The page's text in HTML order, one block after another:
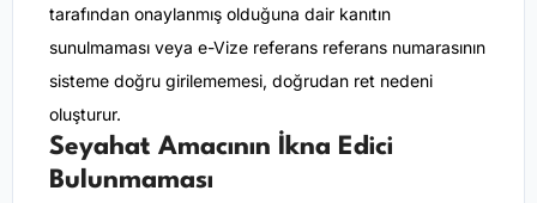
tarafından onaylanmış olduğuna dair kanıtın
sunulmaması veya e-Vize referans referans numarasının
sisteme doğru girilememesi, doğrudan ret nedeni
oluşturur.
Seyahat Amacının İkna Edici
Bulunmaması